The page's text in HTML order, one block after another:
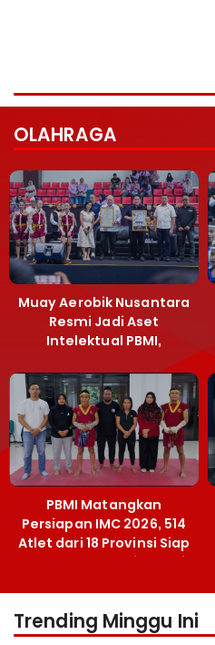
OLAHRAGA
Muay Aerobik Nusantara
Resmi Jadi Aset
Intelektual PBMI,
Terobosan Bangun
Grassroots
PBMI Matangkan
Persiapan IMC 2026, 514
Atlet dari 18 Provinsi Siap
Berlaga Besok di Bekasi
Trending Minggu Ini